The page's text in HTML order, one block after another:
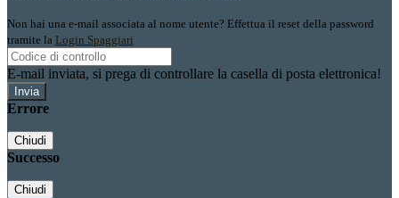
Non hai una e-mail associata al nome utente? Effettua il reset della password
tramite la Login Spaggiari
E-mail inviata, si prega di controllare la casella di posta elettronica!
Errore
Chiudi
Successo
Chiudi